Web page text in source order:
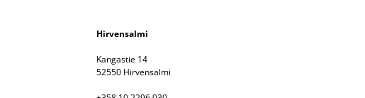
Hirvensalmi
Kangastie 14
52550 Hirvensalmi